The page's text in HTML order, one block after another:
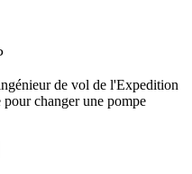
de vol de l'Expedition
changer une pompe